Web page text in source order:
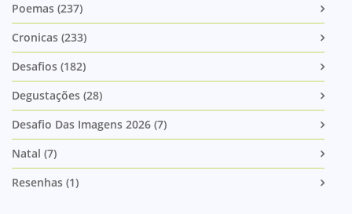
Poemas (237)
Cronicas (233)
Desafios (182)
Degustações (28)
Desafio Das Imagens 2026 (7)
Natal (7)
Resenhas (1)